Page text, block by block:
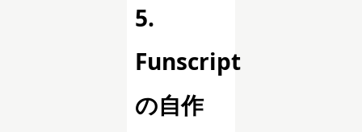
5.
Funscript
の自作